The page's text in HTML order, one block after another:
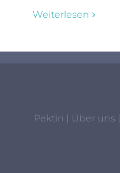
Weiterlesen
Pektin | Über uns |